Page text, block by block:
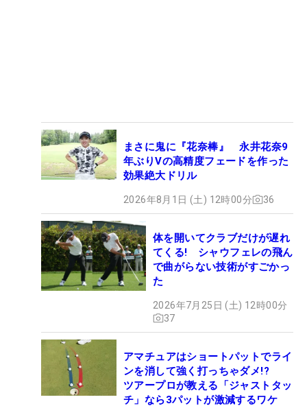
まさに鬼に『花奈棒』 永井花奈9
年ぶりVの高精度フェードを作った
効果絶大ドリル
2026年8月1日 (土) 12時00分 36
体を開いてクラブだけが遅れ
てくる! シャウフェレの飛ん
で曲がらない技術がすごかっ
た
2026年7月25日 (土) 12時00分
37
アマチュアはショートパットでライ
ンを消して強く打っちゃダメ!?
ツアープロが教える「ジャストタッ
チ」なら3パットが激減するワケ